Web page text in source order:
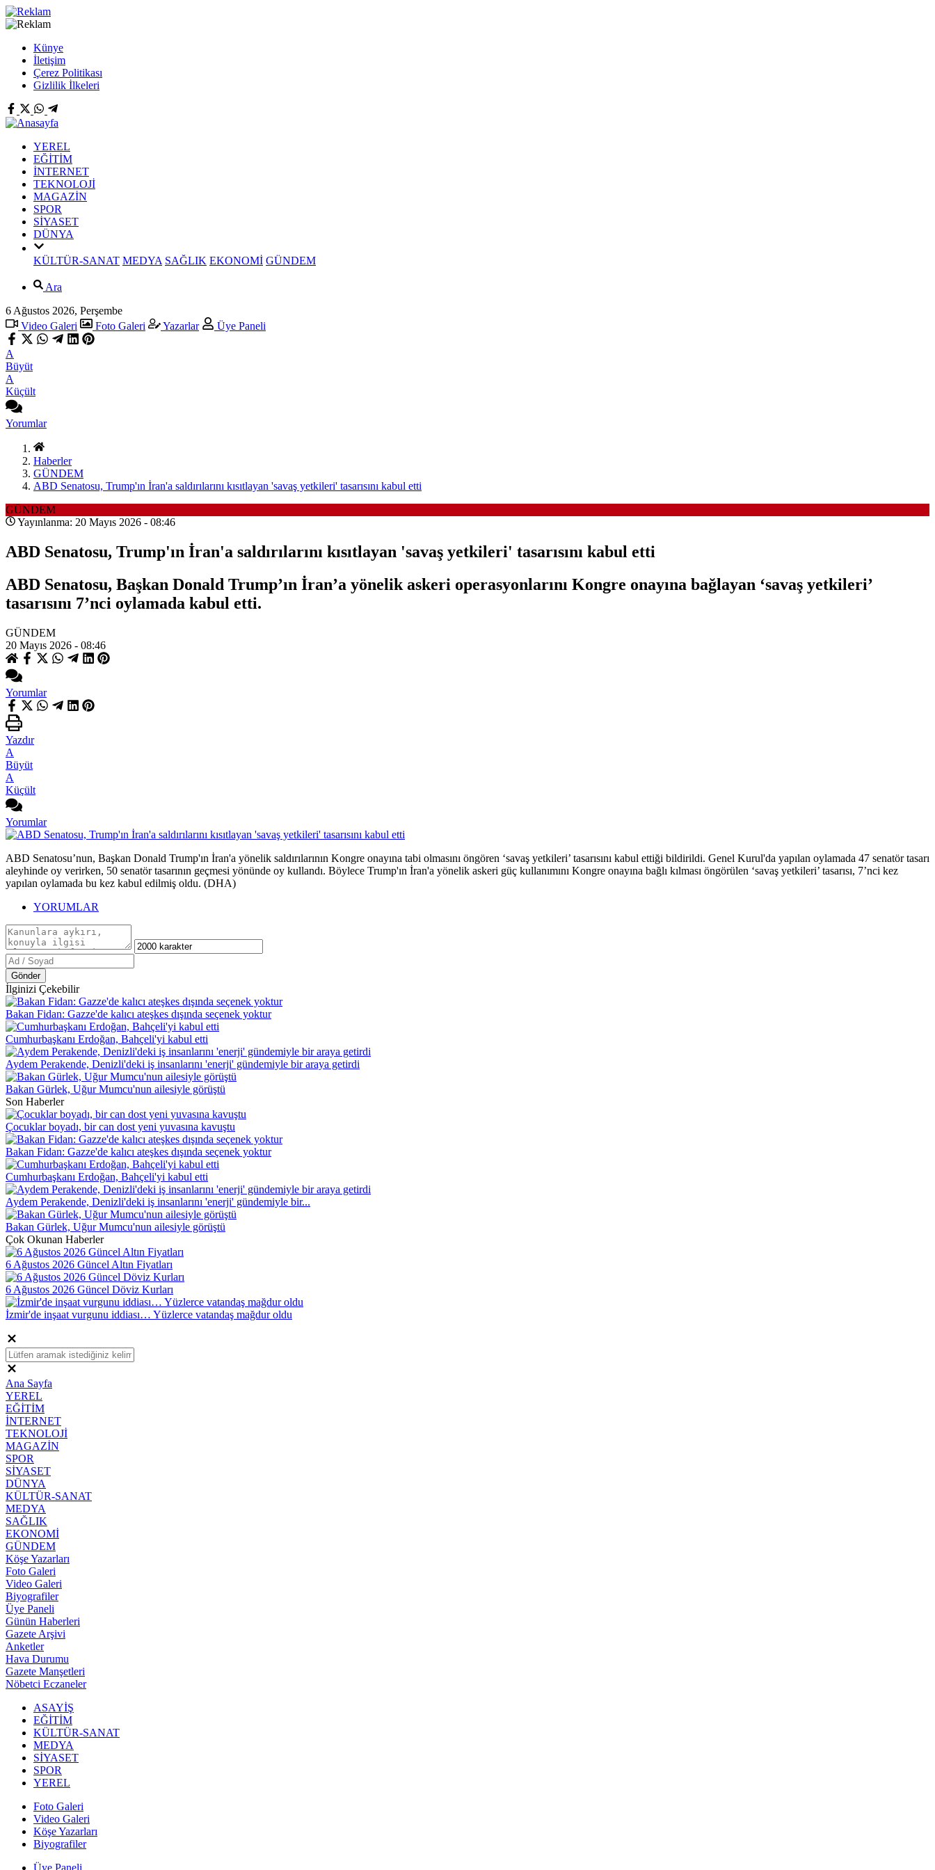
Künye
İletişim
Çerez Politikası
Gizlilik İlkeleri
YEREL
EĞİTİM
İNTERNET
TEKNOLOJİ
MAGAZİN
SPOR
SİYASET
DÜNYA
KÜLTÜR-SANAT MEDYA SAĞLIK EKONOMİ GÜNDEM
Ara
6 Ağustos 2026, Perşembe
Video Galeri
Foto Galeri Yazarlar Üye Paneli
A
Büyüt
A
Küçült
Yorumlar
Haberler
GÜNDEM
ABD Senatosu, Trump'ın İran'a saldırılarını kısıtlayan 'savaş yetkileri' tasarısını kabul etti
GÜNDEM
Yayınlanma: 20 Mayıs 2026 - 08:46
ABD Senatosu, Trump'ın İran'a saldırılarını kısıtlayan 'savaş yetkileri' tasarısını kabul etti
ABD Senatosu, Başkan Donald Trump’ın İran’a yönelik askeri operasyonlarını Kongre onayına bağlayan ‘savaş yetkileri’
tasarısını 7’nci oylamada kabul etti.
GÜNDEM
20 Mayıs 2026 - 08:46
Yorumlar
Yazdır
A
Büyüt
A
Küçült
Yorumlar
ABD Senatosu’nun, Başkan Donald Trump'ın İran'a yönelik saldırılarının Kongre onayına tabi olmasını öngören ‘savaş yetkileri’ tasarısını kabul ettiği bildirildi. Genel Kurul'da yapılan oylamada 47 senatör tasarı
aleyhinde oy verirken, 50 senatör tasarının geçmesi yönünde oy kullandı. Böylece Trump'ın İran'a yönelik askeri güç kullanımını Kongre onayına bağlı kılması öngörülen ‘savaş yetkileri’ tasarısı, 7’nci kez
yapılan oylamada bu kez kabul edilmiş oldu. (DHA)
YORUMLAR
Gönder
İlginizi Çekebilir
Bakan Fidan: Gazze'de kalıcı ateşkes dışında seçenek yoktur
Cumhurbaşkanı Erdoğan, Bahçeli'yi kabul etti
Aydem Perakende, Denizli'deki iş insanlarını 'enerji' gündemiyle bir araya getirdi
Bakan Gürlek, Uğur Mumcu'nun ailesiyle görüştü
Son Haberler
Çocuklar boyadı, bir can dost yeni yuvasına kavuştu
Bakan Fidan: Gazze'de kalıcı ateşkes dışında seçenek yoktur
Cumhurbaşkanı Erdoğan, Bahçeli'yi kabul etti
Aydem Perakende, Denizli'deki iş insanlarını 'enerji' gündemiyle bir...
Bakan Gürlek, Uğur Mumcu'nun ailesiyle görüştü
Çok Okunan Haberler
6 Ağustos 2026 Güncel Altın Fiyatları
6 Ağustos 2026 Güncel Döviz Kurları
İzmir'de inşaat vurgunu iddiası… Yüzlerce vatandaş mağdur oldu
Ana Sayfa
YEREL
EĞİTİM
İNTERNET
TEKNOLOJİ
MAGAZİN
SPOR
SİYASET
DÜNYA
KÜLTÜR-SANAT
MEDYA
SAĞLIK
EKONOMİ
GÜNDEM
Köşe Yazarları
Foto Galeri
Video Galeri
Biyografiler
Üye Paneli
Günün Haberleri
Gazete Arşivi
Anketler
Hava Durumu
Gazete Manşetleri
Nöbetci Eczaneler
ASAYİŞ
EĞİTİM
KÜLTÜR-SANAT
MEDYA
SİYASET
SPOR
YEREL
Foto Galeri
Video Galeri
Köşe Yazarları
Biyografiler
Üye Paneli